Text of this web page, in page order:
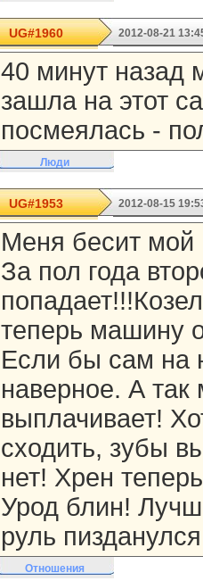
UG#1960 2012-08-21
40 минут назад
зашла на этот
посмеялась -
Люди
UG#1953 2012-08-15
Меня бесит мой
За пол года
теперь машину
Если бы сам на
наверное. А
выплачивает!
сходить, зубы
нет! Хрен
Урод блин!
руль
Отношения